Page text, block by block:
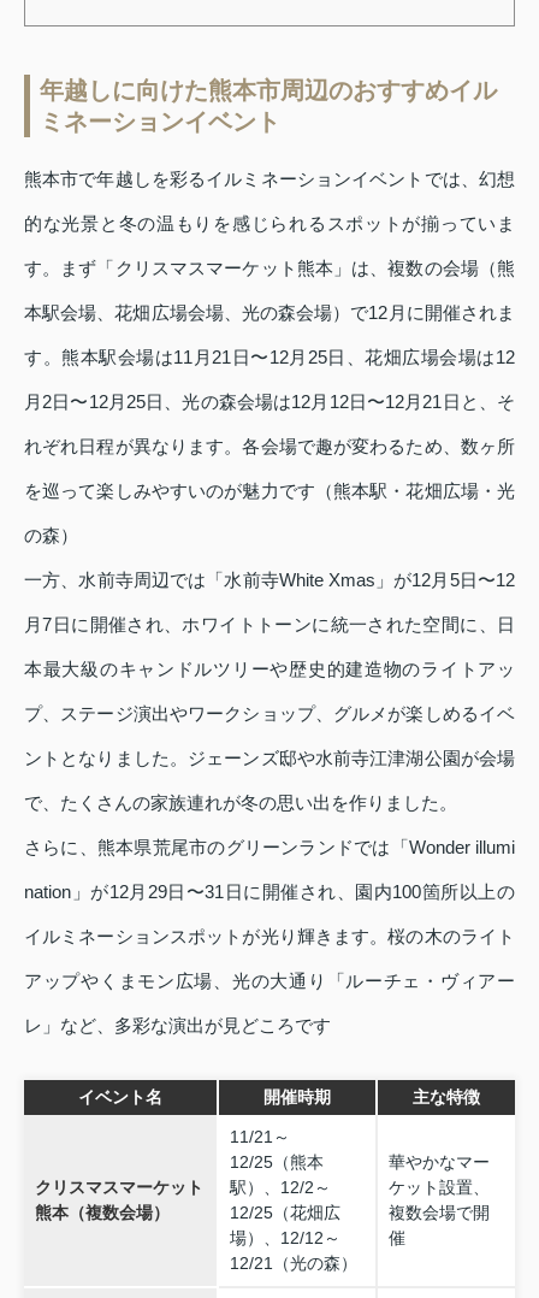
年越しに向けた熊本市周辺のおすすめイル
ミネーションイベント
熊本市で年越しを彩るイルミネーションイベントでは、幻想
的な光景と冬の温もりを感じられるスポットが揃っていま
す。まず「クリスマスマーケット熊本」は、複数の会場（熊
本駅会場、花畑広場会場、光の森会場）で12月に開催されま
す。熊本駅会場は11月21日〜12月25日、花畑広場会場は12
月2日〜12月25日、光の森会場は12月12日〜12月21日と、そ
れぞれ日程が異なります。各会場で趣が変わるため、数ヶ所
を巡って楽しみやすいのが魅力です（熊本駅・花畑広場・光
の森）
一方、水前寺周辺では「水前寺White Xmas」が12月5日〜12
月7日に開催され、ホワイトトーンに統一された空間に、日
本最大級のキャンドルツリーや歴史的建造物のライトアッ
プ、ステージ演出やワークショップ、グルメが楽しめるイベ
ントとなりました。ジェーンズ邸や水前寺江津湖公園が会場
で、たくさんの家族連れが冬の思い出を作りました。
さらに、熊本県荒尾市のグリーンランドでは「Wonder illumi
nation」が12月29日〜31日に開催され、園内100箇所以上の
イルミネーションスポットが光り輝きます。桜の木のライト
アップやくまモン広場、光の大通り「ルーチェ・ヴィアー
レ」など、多彩な演出が見どころです
イベント名 開催時期 主な特徴
クリスマスマーケット
熊本（複数会場）
11/21～
12/25（熊本
駅）、12/2～
12/25（花畑広
場）、12/12～
12/21（光の森）
華やかなマー
ケット設置、
複数会場で開
催